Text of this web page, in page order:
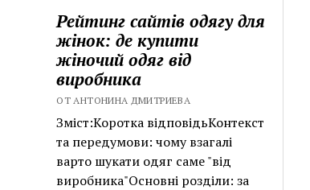
Рейтинг сайтів одягу для
жінок: де купити
жіночий одяг від
виробника
ОТ АНТОНИНА ДМИТРИЕВА
Зміст:Коротка відповідьКонтекст
та передумови: чому взагалі
варто шукати одяг саме "від
виробника"Основні розділи: за